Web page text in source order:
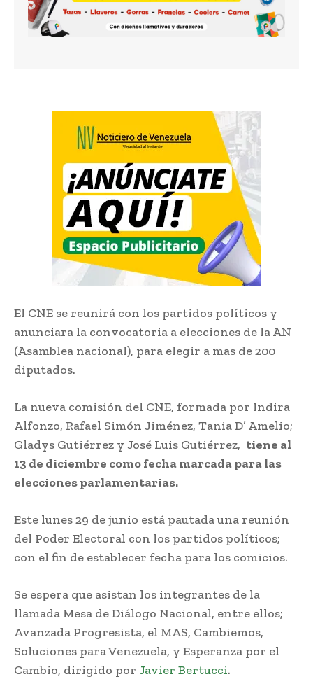
El CNE se reunirá con los partidos políticos y
anunciara la convocatoria a elecciones de la AN
(Asamblea nacional), para elegir a mas de 200
diputados.
La nueva comisión del CNE, formada por Indira
Alfonzo, Rafael Simón Jiménez, Tania D’ Amelio;
Gladys Gutiérrez y José Luis Gutiérrez, tiene al
13 de diciembre como fecha marcada para las
elecciones parlamentarias.
Este lunes 29 de junio está pautada una reunión
del Poder Electoral con los partidos políticos;
con el fin de establecer fecha para los comicios.
Se espera que asistan los integrantes de la
llamada Mesa de Diálogo Nacional, entre ellos;
Avanzada Progresista, el MAS, Cambiemos,
Soluciones para Venezuela, y Esperanza por el
Cambio, dirigido por Javier Bertucci.